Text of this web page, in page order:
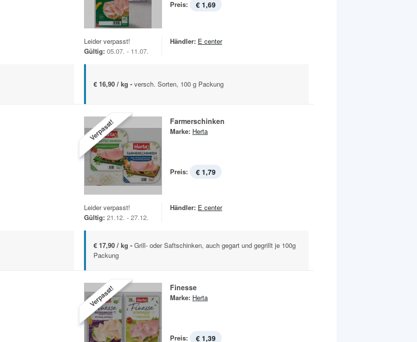
Preis: € 1,69
Leider verpasst!
Gültig: 05.07. - 11.07.
Händler: E center
€ 16,90 / kg - versch. Sorten, 100 g Packung
Verpasst! Farmerschinken
Marke: Herta
Preis: € 1,79
Leider verpasst!
Gültig: 21.12. - 27.12.
Händler: E center
€ 17,90 / kg - Grill- oder Saftschinken, auch gegart und gegrillt je 100g
Packung
Verpasst! Finesse
Marke: Herta
Preis: € 1,39